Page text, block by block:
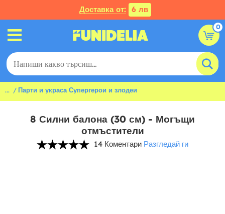
Доставка от: 6 лв
0
... Парти и украса Супергерои и злодеи
8 Силни балона (30 см) - Могъщи
отмъстители
14 Коментари Разгледай ги